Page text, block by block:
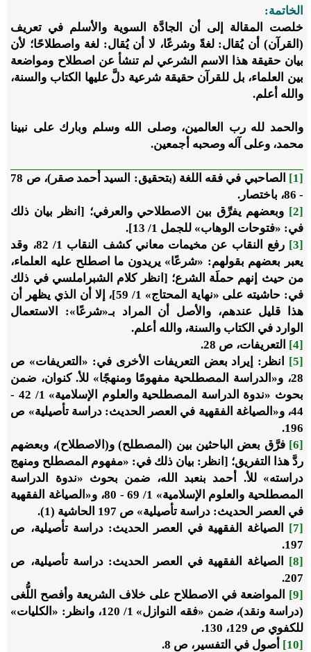
الخاتمة:
خلصت المقالة إلى أن الجادَّة السوية والأسلم في تعريف
(القرآن) أن يُقال: لغةً وشرعًا، لا أن يُقال: لغة واصطلاحًا؛ لأن
بيان حقيقة هذا الاسم الشرعي لم تنشأ عن اصطلاح ومواضعة
بين العلماء، بل للقرآن حقيقة شرعية دلَّ عليها الكتاب والسنة،
والله أعلم.
والحمد لله رب العالمين، وصلى الله وسلم وبارك على نبينا
محمد، وعلى آله وصحبه أجمعين.
[1]
الصاحبي في فقه اللغة (بتحقيق: السيد أحمد صقر)، ص 78
- 86، باختصار.
[2]
وبعضهم يفرِّق بين الاصطلاحي والعرفي؛ [انظر بيان ذلك
في: «فتوحات الوهاب» للجمل 1/ 13].
[3]
رفع النقاب عن مخيمات معاني كشف النقاب 1/ 82، وقد
يعبر بعضهم بقولهم: «شرعًا» يريدون ما اصطلح عليه العلماء،
من حيث إنهم حملَة الشرع؛ [انظر كلام الشبراملسي في ذلك
في: حاشيته على «نهاية المحتاج» 1/ 59]، إلا أن الذي يظهر أن
هذا قليل عندهم، والأصل أن المراد بـ«شرعًا»: الاستعمال
الوارد في الكتاب والسنة، والله أعلم.
[4]
التعريفات، ص 28.
[5]
انظر: إيراد بعض التعريفات الأخرى في: «التعريفات» ص
28، و«الدراسة المصطلحية مفهومًا ومنهجًا» للأ. كنوان، ضمن
بحوث «ندوة الدراسة المصطلحية والعلوم الإسلامية» 1/ 42 -
44، و«الصياغة الفقهية في العصر الحديث: دراسة تأصيلية» ص
196.
[6]
فرَّق بعض الباحثين بين (المصطلح) و(الاصطلاح)، وبعضهم
ردَّ هذا التفريق؛ [انظر: بيان ذلك في: «مفهوم المصطلح ومنهج
دراسته» للأ. أحمد بنعبد الله، ضمن بحوث «ندوة الدراسة
المصطلحية والعلوم الإسلامية» 1/ 69 - 80، و«الصياغة الفقهية
في العصر الحديث: دراسة تأصيلية» ص 197 الحاشية (1).
[7]
الصياغة الفقهية في العصر الحديث: دراسة تأصيلية، ص
197.
[8]
الصياغة الفقهية في العصر الحديث: دراسة تأصيلية، ص
207.
[9]
المواضعة في الاصطلاح على خلاف الشريعة وأفصح اللُّغى
(دراسة ونقد)، ضمن «فقه النوازل» 1/ 120، وانظر: «الكليات»
للكفوي ص 129، 130.
[10]
أصول في التفسير، ص 8.